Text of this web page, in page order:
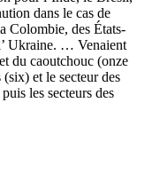
dans le cas de
Colombie, des États-
Ukraine. … Venaient
du caoutchouc (onze
et le secteur des
les secteurs des